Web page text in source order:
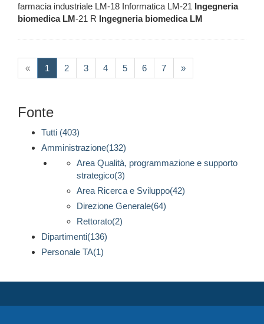
farmacia industriale LM-18 Informatica LM-21 Ingegneria
biomedica LM-21 R Ingegneria biomedica LM
« 1 (current)
2 3 4 5 6 7 »
Fonte
Tutti (403)
Amministrazione(132)
Area Qualità, programmazione e supporto
strategico(3)
Area Ricerca e Sviluppo(42)
Direzione Generale(64)
Rettorato(2)
Dipartimenti(136)
Personale TA(1)